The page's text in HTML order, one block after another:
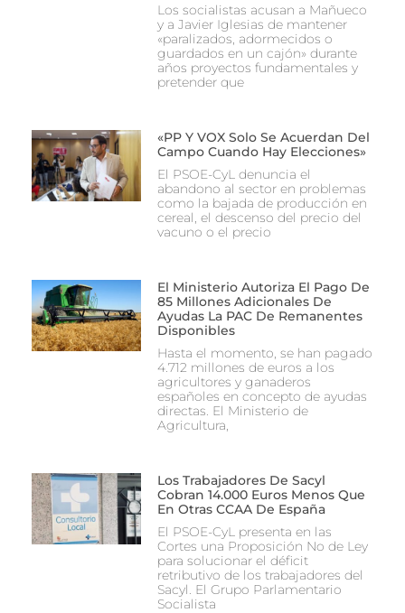
Los socialistas acusan a Mañueco
y a Javier Iglesias de mantener
«paralizados, adormecidos o
guardados en un cajón» durante
años proyectos fundamentales y
pretender que
«PP Y VOX Solo Se Acuerdan Del
Campo Cuando Hay Elecciones»
El PSOE-CyL denuncia el
abandono al sector en problemas
como la bajada de producción en
cereal, el descenso del precio del
vacuno o el precio
El Ministerio Autoriza El Pago De
85 Millones Adicionales De
Ayudas La PAC De Remanentes
Disponibles
Hasta el momento, se han pagado
4.712 millones de euros a los
agricultores y ganaderos
españoles en concepto de ayudas
directas. El Ministerio de
Agricultura,
Los Trabajadores De Sacyl
Cobran 14.000 Euros Menos Que
En Otras CCAA De España
El PSOE-CyL presenta en las
Cortes una Proposición No de Ley
para solucionar el déficit
retributivo de los trabajadores del
Sacyl. El Grupo Parlamentario
Socialista